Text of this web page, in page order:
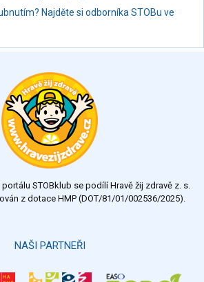
výrobky
Najděte si odborníka STOBu ve
STOBklub se podílí Hravě žij zdravě z. s.
z dotace HMP (DOT/81/01/002536/2025).
NAŠI PARTNEŘI